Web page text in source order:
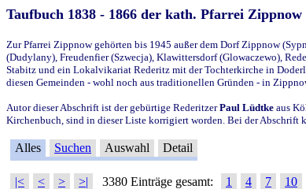
Taufbuch 1838 - 1866 der kath. Pfarrei
Zur Pfarrei Zippnow gehörten bis 1945 außer dem Dorf Zippnow
(Dudylany), Freudenfier (Szwecja), Klawittersdorf (Glowaczewo),
Stabitz und ein Lokalvikariat Rederitz mit der Tochterkirche in
diesen Gemeinden - wohl noch aus traditionellen Gründen - in
Autor dieser Abschrift ist der gebürtige RederitzerPaul Lüdtke aus
Kirchenbuch, sind in dieser Liste korrigiert worden. Bei der Abschrift
Alles Suchen Auswahl Detail
|< < > >| 3380 Einträge gesamt: 1 4 7 10